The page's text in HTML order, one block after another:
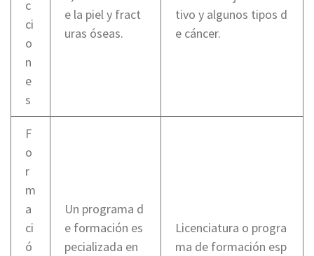
c
ci
o
n
e
s
e la piel y fract
uras óseas.
tivo y algunos tipos d
e cáncer.
F
o
r
m
a
ci
ó
Un programa d
e formación es
pecializada en
Licenciatura o progra
ma de formación esp